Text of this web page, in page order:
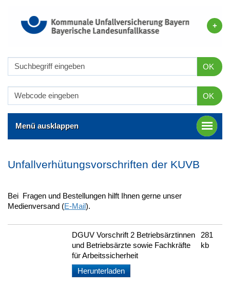
OK
OK
Menü ausklappen
Unfallverhütungsvorschriften der KUVB
Bei Fragen und Bestellungen hilft Ihnen gerne unser
Medienversand (E-Mail).
DGUV Vorschrift 2 Betriebsärztinnen
und Betriebsärzte sowie Fachkräfte
für Arbeitssicherheit
Herunterladen
281
kb